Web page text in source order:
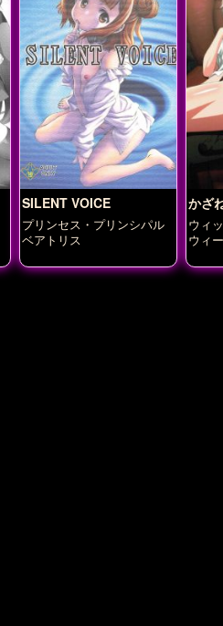
SILENT VOICE
プリンセス・プリンシパル
ベアトリス
かざ
ウィ
ウィ
ね